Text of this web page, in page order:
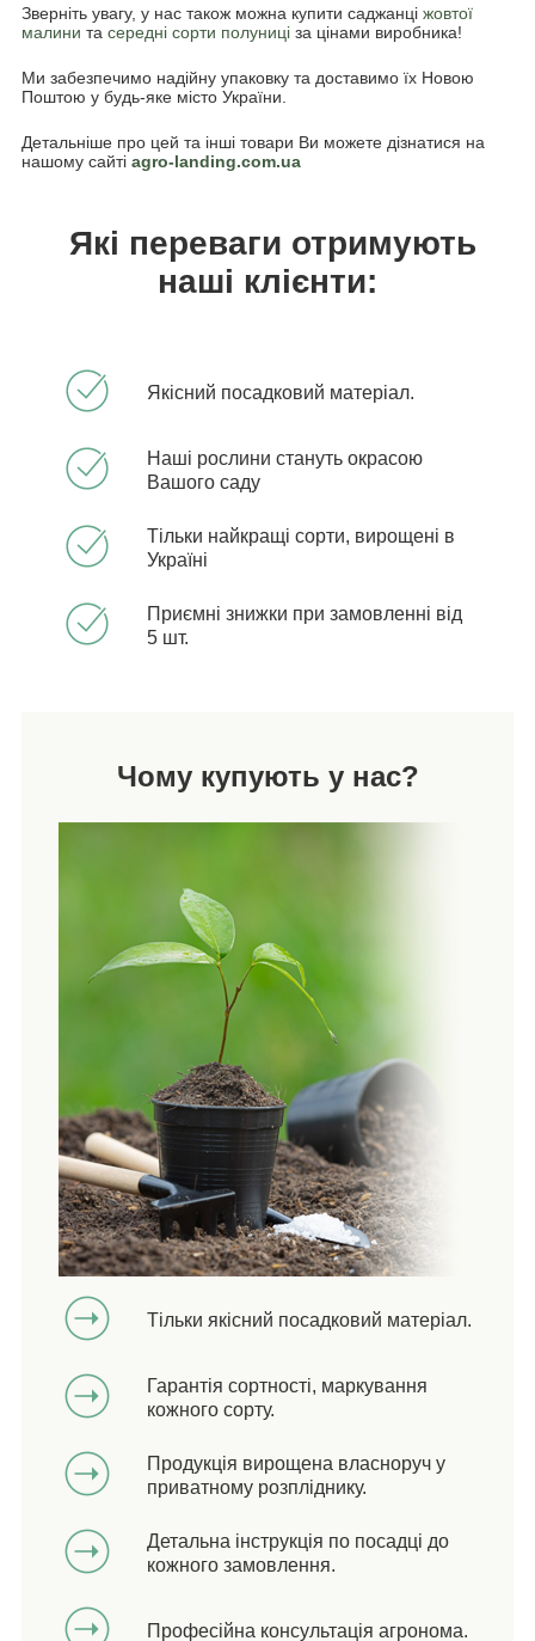
Зверніть увагу, у нас також можна купити саджанці жовтої
малини та середні сорти полуниці за цінами виробника!
Ми забезпечимо надійну упаковку та доставимо їх Новою
Поштою у будь-яке місто України.
Детальніше про цей та інші товари Ви можете дізнатися на
нашому сайті agro-landing.com.ua
Які переваги отримують
наші клієнти:
Якісний посадковий матеріал.
Наші рослини стануть окрасою
Вашого саду
Тільки найкращі сорти, вирощені в
Україні
Приємні знижки при замовленні від
5 шт.
Чому купують у нас?
Тільки якісний посадковий матеріал.
Гарантія сортності, маркування
кожного сорту.
Продукція вирощена власноруч у
приватному розпліднику.
Детальна інструкція по посадці до
кожного замовлення.
Професійна консультація агронома.